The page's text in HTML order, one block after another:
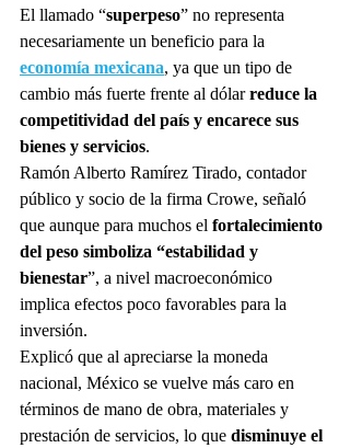
El llamado “superpeso” no representa
necesariamente un beneficio para la
economía mexicana, ya que un tipo de
cambio más fuerte frente al dólar reduce la
competitividad del país y encarece sus
bienes y servicios.
Ramón Alberto Ramírez Tirado, contador
público y socio de la firma Crowe, señaló
que aunque para muchos el fortalecimiento
del peso simboliza “estabilidad y
bienestar”, a nivel macroeconómico
implica efectos poco favorables para la
inversión.
Explicó que al apreciarse la moneda
nacional, México se vuelve más caro en
términos de mano de obra, materiales y
prestación de servicios, lo que disminuye el